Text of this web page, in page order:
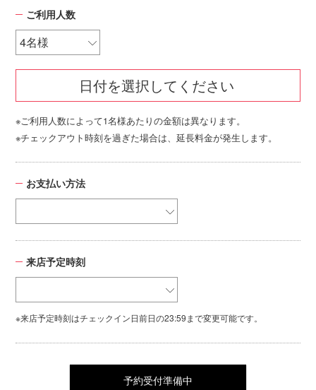
ご利用人数
日付を選択してください
※ご利用人数によって1名様あたりの金額は異なります。
※チェックアウト時刻を過ぎた場合は、延長料金が発生します。
お支払い方法
来店予定時刻
※来店予定時刻はチェックイン日前日の23:59まで変更可能です。
予約受付準備中